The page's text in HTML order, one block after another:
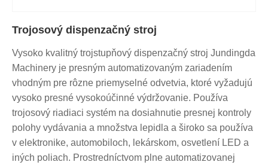
Trojosový dispenzačný stroj
Vysoko kvalitný trojstupňový dispenzačný stroj Jundingda
Machinery je presným automatizovaným zariadením
vhodným pre rôzne priemyselné odvetvia, ktoré vyžadujú
vysoko presné vysokoúčinné výdržovanie. Používa
trojosový riadiaci systém na dosiahnutie presnej kontroly
polohy vydávania a množstva lepidla a široko sa používa
v elektronike, automobiloch, lekárskom, osvetlení LED a
iných poliach. Prostredníctvom plne automatizovanej